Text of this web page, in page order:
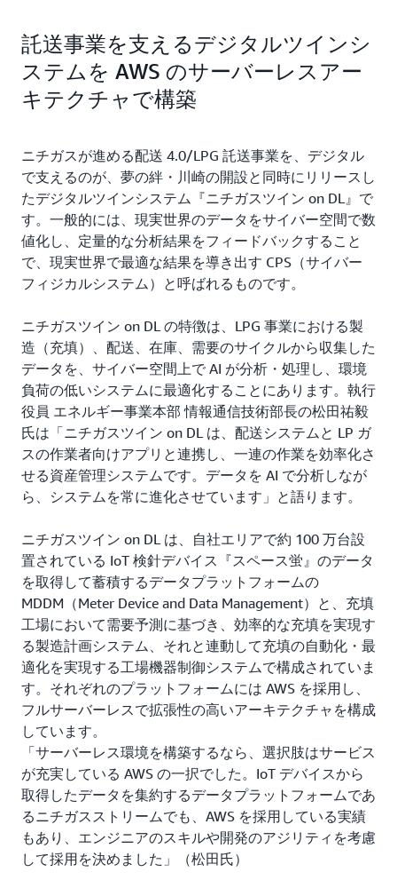
託送事業を支えるデジタルツインシ
ステムを AWS のサーバーレスアー
キテクチャで構築
ニチガスが進める配送 4.0/LPG 託送事業を、デジタル
で支えるのが、夢の絆・川崎の開設と同時にリリースし
たデジタルツインシステム『ニチガスツイン on DL』で
す。一般的には、現実世界のデータをサイバー空間で数
値化し、定量的な分析結果をフィードバックすること
で、現実世界で最適な結果を導き出す CPS（サイバー
フィジカルシステム）と呼ばれるものです。
ニチガスツイン on DL の特徴は、LPG 事業における製
造（充填）、配送、在庫、需要のサイクルから収集した
データを、サイバー空間上で AI が分析・処理し、環境
負荷の低いシステムに最適化することにあります。執行
役員 エネルギー事業本部 情報通信技術部長の松田祐毅
氏は「ニチガスツイン on DL は、配送システムと LP ガ
スの作業者向けアプリと連携し、一連の作業を効率化さ
せる資産管理システムです。データを AI で分析しなが
ら、システムを常に進化させています」と語ります。
ニチガスツイン on DL は、自社エリアで約 100 万台設
置されている IoT 検針デバイス『スペース蛍』のデータ
を取得して蓄積するデータプラットフォームの
MDDM（Meter Device and Data Management）と、充填
工場において需要予測に基づき、効率的な充填を実現す
る製造計画システム、それと連動して充填の自動化・最
適化を実現する工場機器制御システムで構成されていま
す。それぞれのプラットフォームには AWS を採用し、
フルサーバーレスで拡張性の高いアーキテクチャを構成
しています。
「サーバーレス環境を構築するなら、選択肢はサービス
が充実している AWS の一択でした。IoT デバイスから
取得したデータを集約するデータプラットフォームであ
るニチガスストリームでも、AWS を採用している実績
もあり、エンジニアのスキルや開発のアジリティを考慮
して採用を決めました」（松田氏）